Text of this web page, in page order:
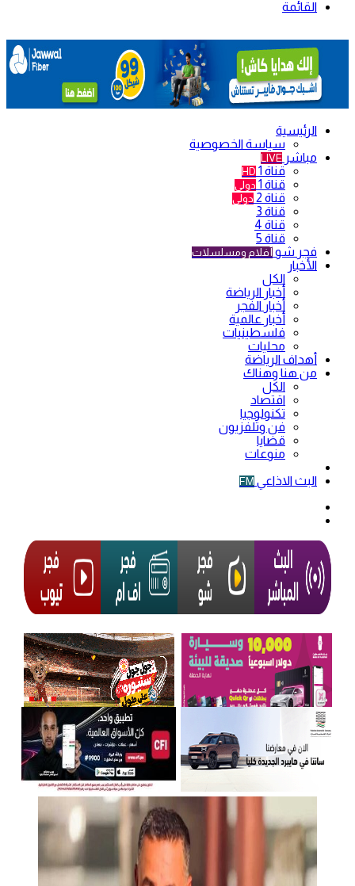
القائمة
الرئيسية
سياسة الخصوصية
مباشر LIVE
قناة 1 HD
قناة 1 دولي
قناة 2 دولي
قناة 3
قناة 4
قناة 5
فجر شو أفلام ومسلسلات
الأخبار
الكل
أخبار الرياضة
أخبار الفجر
أخبار عالمية
فلسطينيات
محليات
أهداف الرياضة
من هنا وهناك
الكل
اقتصاد
تكنولوجيا
فن وتلفزيون
قضايا
منوعات
البث الاذاعي FM